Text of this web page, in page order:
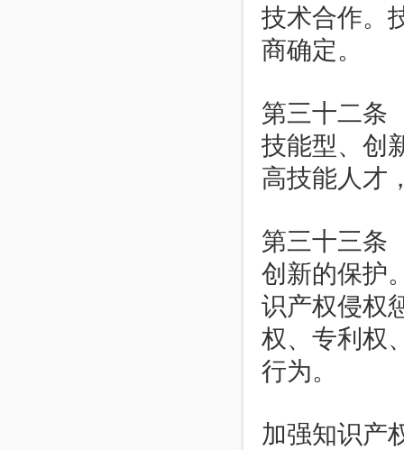
技术合作。
商确定。
第三十二条
技能型、创
高技能人才
第三十三条
创新的保护
识产权侵权
权、专利权
行为。
加强知识产